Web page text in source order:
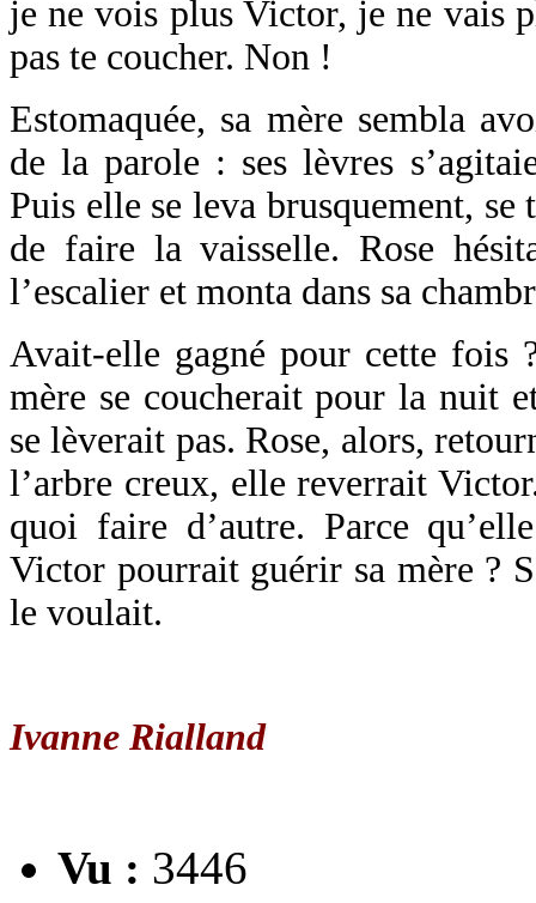
je ne vois plus Victor, je ne vais
pas te coucher. Non !
Estomaquée, sa mère sembla
de la parole : ses lèvres
Puis elle se leva brusquement,
de faire la vaisselle. Rose
l’escalier et monta dans sa
Avait-elle gagné pour cette fois
mère se coucherait pour la nuit
se lèverait pas. Rose, alors,
l’arbre creux, elle reverrait
quoi faire d’autre. Parce
Victor pourrait guérir sa mère ?
le voulait.
Ivanne Rialland
Vu : 3446